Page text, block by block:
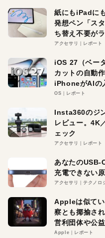
紙にもiPadに
発想ペン「ス
ち替え不要が
アクセサリ レポート
iOS 27（ベー
カットの自動
iPhoneがAIの
OS レポート
Insta360のジ
レビュー。4K
ェック
アクセサリ レポート
あなたのUSB-
充電できない
アクセサリ テクノロ
Appleは似て
察とも揶揄さ
営利団体や公
る理由とは
Apple レポート